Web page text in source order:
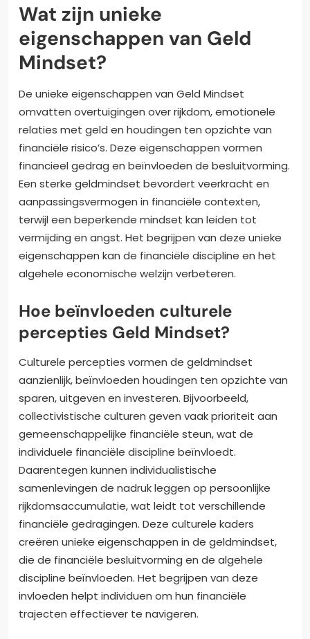
Wat zijn unieke
eigenschappen van Geld
Mindset?
De unieke eigenschappen van Geld Mindset
omvatten overtuigingen over rijkdom, emotionele
relaties met geld en houdingen ten opzichte van
financiële risico’s. Deze eigenschappen vormen
financieel gedrag en beïnvloeden de besluitvorming.
Een sterke geldmindset bevordert veerkracht en
aanpassingsvermogen in financiële contexten,
terwijl een beperkende mindset kan leiden tot
vermijding en angst. Het begrijpen van deze unieke
eigenschappen kan de financiële discipline en het
algehele economische welzijn verbeteren.
Hoe beïnvloeden culturele
percepties Geld Mindset?
Culturele percepties vormen de geldmindset
aanzienlijk, beïnvloeden houdingen ten opzichte van
sparen, uitgeven en investeren. Bijvoorbeeld,
collectivistische culturen geven vaak prioriteit aan
gemeenschappelijke financiële steun, wat de
individuele financiële discipline beïnvloedt.
Daarentegen kunnen individualistische
samenlevingen de nadruk leggen op persoonlijke
rijkdomsaccumulatie, wat leidt tot verschillende
financiële gedragingen. Deze culturele kaders
creëren unieke eigenschappen in de geldmindset,
die de financiële besluitvorming en de algehele
discipline beïnvloeden. Het begrijpen van deze
invloeden helpt individuen om hun financiële
trajecten effectiever te navigeren.